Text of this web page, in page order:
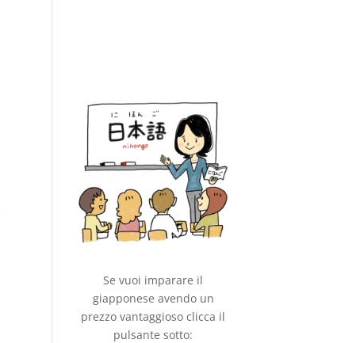
Se vuoi imparare il
giapponese avendo un
prezzo vantaggioso clicca il
pulsante sotto: